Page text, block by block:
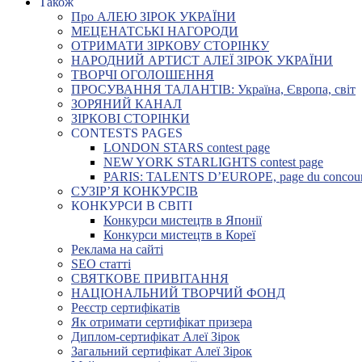
Про АЛЕЮ ЗІРОК УКРАЇНИ
МЕЦЕНАТСЬКІ НАГОРОДИ
ОТРИМАТИ ЗІРКОВУ СТОРІНКУ
НАРОДНИЙ АРТИСТ АЛЕЇ ЗІРОК УКРАЇНИ
ТВОРЧІ ОГОЛОШЕННЯ
ПРОСУВАННЯ ТАЛАНТІВ: Україна, Європа, світ
ЗОРЯНИЙ КАНАЛ
ЗІРКОВІ СТОРІНКИ
CONTESTS PAGES
LONDON STARS contest page
NEW YORK STARLIGHTS contest page
PARIS: TALENTS D’EUROPE, page du
СУЗІР’Я КОНКУРСІВ
КОНКУРСИ В СВІТІ
Конкурси мистецтв в Японії
Конкурси мистецтв в Кореї
Реклама на сайті
SEO статті
СВЯТКОВЕ ПРИВІТАННЯ
НАЦІОНАЛЬНИЙ ТВОРЧИЙ ФОНД
Реєстр сертифікатів
Як отримати сертифікат призера
Диплом-сертифікат Алеї Зірок
Загальний сертифікат Алеї Зірок